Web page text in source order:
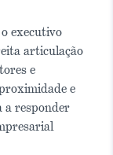
executivo
articulação
e
e
a responder